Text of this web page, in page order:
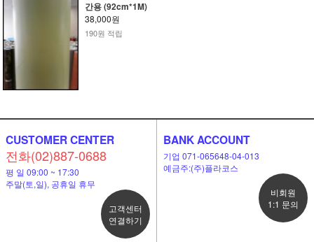
간용 (92cm*1M)
38,000원
190원 적립
CUSTOMER CENTER
전화(02)887-0688
평 일 09:00 ~ 17:30
주말(토,일), 공휴일 휴무
고객센터
연결하기
BANK ACCOUNT
기업 071-065648-04-013
예금주:(주)플라코스
비회원
1:1 문의